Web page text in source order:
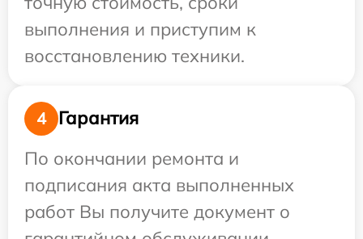
выполнения и приступим к
восстановлению техники.
4
Гарантия
По окончании ремонта и
подписания акта выполненных
работ Вы получите документ о